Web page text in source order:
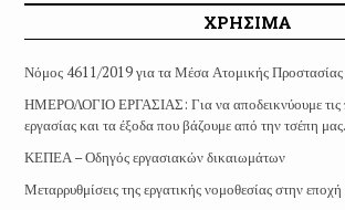
ΧΡΗΣΙΜΑ
Νόμος 4611/2019 για τα Μέσα Ατομικής Προστασίας
ΗΜΕΡΟΛΟΓΙΟ ΕΡΓΑΣΙΑΣ: Για να αποδεικνύουμε τις
εργασίας και τα έξοδα που βάζουμε από την τσέπη μας.
ΚΕΠΕΑ – Οδηγός εργασιακών δικαιωμάτων
Μεταρρυθμίσεις της εργατικής νομοθεσίας στην